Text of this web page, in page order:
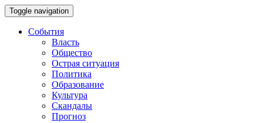
Toggle navigation
События
Власть
Общество
Острая ситуация
Политика
Образование
Культура
Скандалы
Прогноз